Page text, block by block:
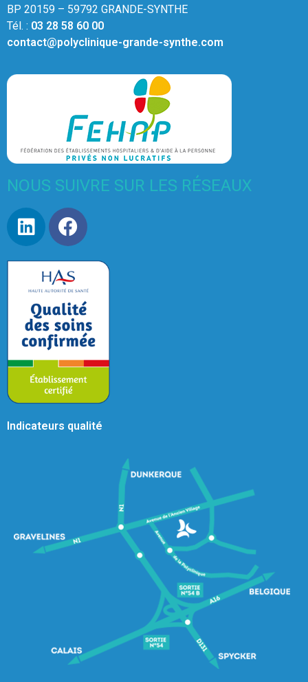
BP 20159 – 59792 GRANDE-SYNTHE
Tél. : 03 28 58 60 00
contact@polyclinique-grande-synthe.com
NOUS SUIVRE SUR LES RÉSEAUX
Indicateurs qualité